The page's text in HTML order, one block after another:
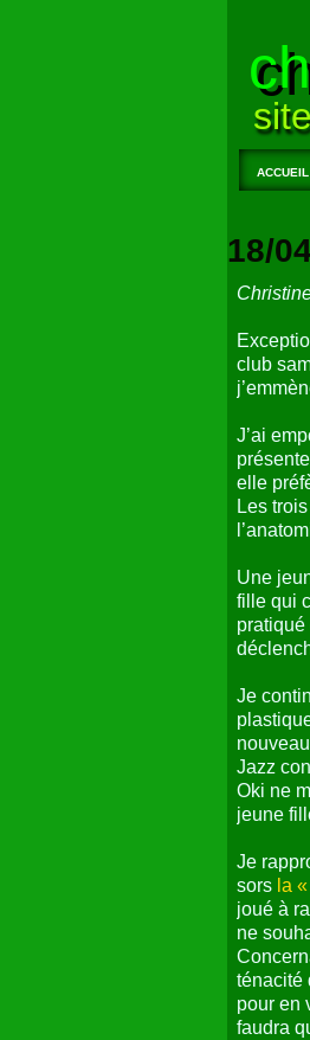
ACCUEIL
18/
club
J’ai
elle
Les
Une
fille qui
pratiqué
Je
Jazz
Oki ne
jeune
Je
sors la
joué à
ne
ténacité
pour en
faudra